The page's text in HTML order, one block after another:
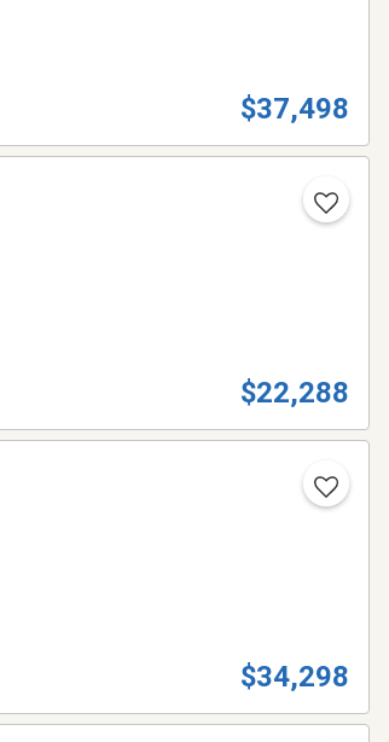
$37,498
$22,288
$34,298